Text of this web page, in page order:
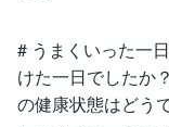
# うまくいった一
けた一日でしたか
の健康状態はどう